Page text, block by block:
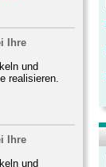
Ihre
und
realisieren.
Ihre
und